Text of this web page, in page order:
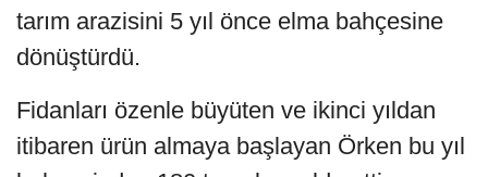
tarım arazisini 5 yıl önce elma bahçesine
dönüştürdü.
Fidanları özenle büyüten ve ikinci yıldan
itibaren ürün almaya başlayan Örken bu yıl